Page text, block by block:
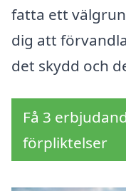
fatta ett
dig att
det skydd och
Få 3
förpliktelser